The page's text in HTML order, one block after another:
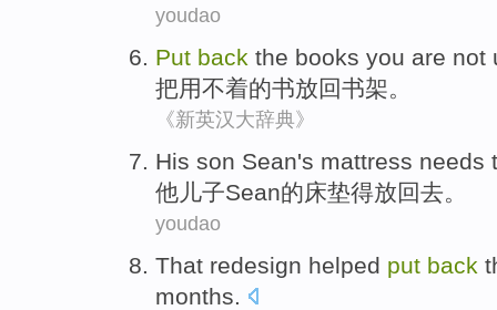
youdao
Put back the books you are not
把用不着的书放回书架。
《新英汉大辞典》
His son Sean's mattress needs
他 儿子Sean的床垫得放回去。
youdao
That redesign helped put back
months